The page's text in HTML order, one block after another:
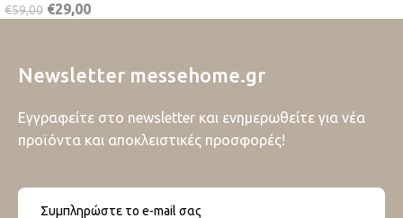
€59,00 €29,00
Newsletter messehome.gr
Εγγραφείτε στο newsletter και ενημερωθείτε για νέα
προϊόντα και αποκλειστικές προσφορές!